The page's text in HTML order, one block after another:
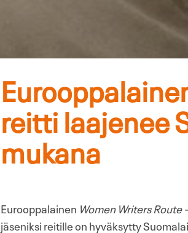
reitti laajenee
mukana
Eurooppalainen Women Writers
jäseniksi reitille on hyväksytty